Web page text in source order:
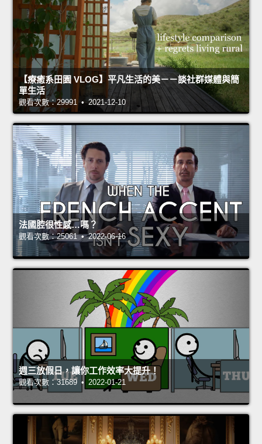
【療癒系田園 VLOG】平凡生活的美－－談社群媒體與簡
單生活
觀看次數：29991 • 2021-12-10
法國腔很性感…嗎？
觀看次數：25061 • 2022-06-16
週三放假日，讓你工作效率大提升！
觀看次數：31689 • 2022-01-21